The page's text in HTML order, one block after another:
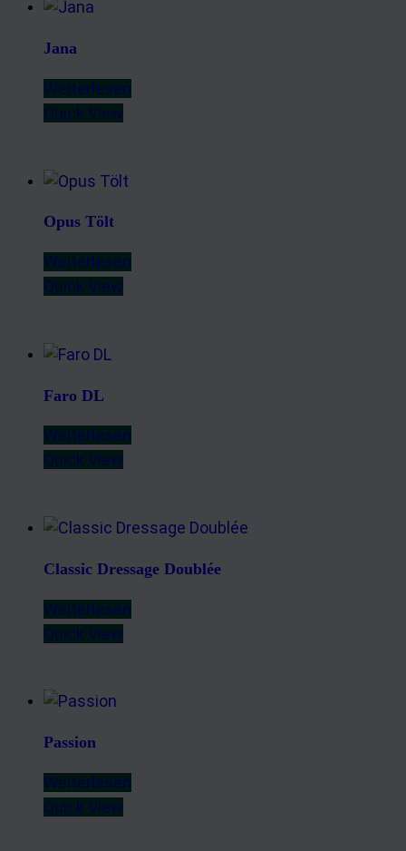
Jana
Weiterlesen
Quick View
Opus Tölt
Weiterlesen
Quick View
Faro DL
Weiterlesen
Quick View
Classic Dressage Doublée
Weiterlesen
Quick View
Passion
Weiterlesen
Quick View